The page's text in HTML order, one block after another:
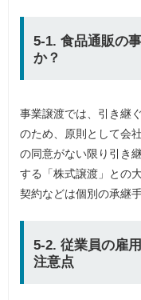
5-1. 食品通販の
か？
事業譲渡では、引き継
のため、原則として会
の同意がない限り引き
する「株式譲渡」との
契約などは個別の承継
5-2. 従業員の雇
注意点